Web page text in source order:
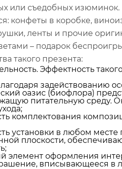
или съедобных изюминок.
конфеты в коробке,
ленты и прочие
– подарок
такого презента:
Эффектность
задействованию
оазис (биофлора)
питательную среду.
комплектования
установки в любом
плоскости,
элемент оформления
вписывающееся в